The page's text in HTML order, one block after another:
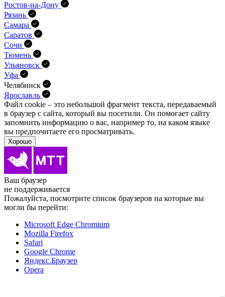
Ростов-на-Дону
Рязань
Самара
Саратов
Сочи
Тюмень
Ульяновск
Уфа
Челябинск
Ярославль
Файл cookie – это небольшой фрагмент текста, передава­емый
в браузер с сайта, который вы посетили. Он помо­гает сайту
запомнить информацию о вас, например то, на каком языке
вы предпочитаете его просматривать.
Хорошо
Ваш браузер
не поддерживается
Пожалуйста, посмотрите список браузеров на которые вы
могли бы перейти:
Microsoft Edge Chromium
Mozilla Firefox
Safari
Google Chrome
Яндекс.Браузер
Opera